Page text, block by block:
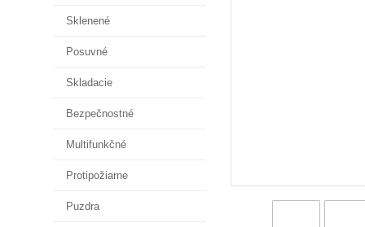
Sklenené
Posuvné
Skladacie
Bezpečnostné
Multifunkčné
Protipožiarne
Puzdra